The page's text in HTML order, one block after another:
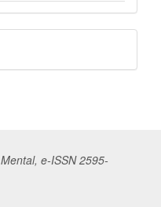
e-ISSN 2595-